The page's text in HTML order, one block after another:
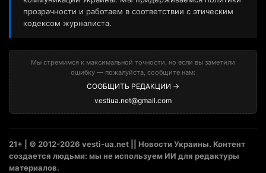
прозрачности и работаем в соответствии с этическим
кодексом журналиста.
Мы стремимся к максимальной точности, но если вы заметили
ошибку — пожалуйста, сообщите нам:
СООБЩИТЬ РЕДАКЦИИ →
vestiua.net@gmail.com
21+ | © 2012-2026 vesti-ua.net || Новости Украины. Контент
создается людьми: мы не используем ИИ для редактуры
материалов.